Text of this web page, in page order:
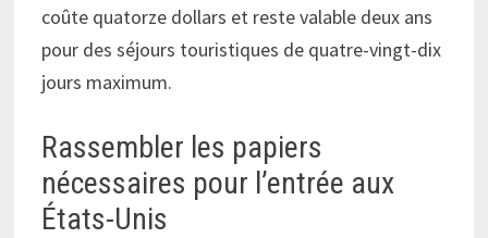
coûte quatorze dollars et reste valable deux ans
pour des séjours touristiques de quatre-vingt-dix
jours maximum.
Rassembler les papiers
nécessaires pour l’entrée aux
États-Unis